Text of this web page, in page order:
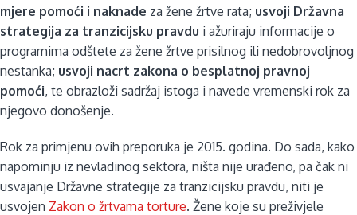
mjere pomoći i naknade za žene žrtve rata; usvoji Državna
strategija za tranzicijsku pravdu i ažuriraju informacije o
programima odštete za žene žrtve prisilnog ili nedobrovoljnog
nestanka; usvoji nacrt zakona o besplatnoj pravnoj
pomoći, te obrazloži sadržaj istoga i navede vremenski rok za
njegovo donošenje.
Rok za primjenu ovih preporuka je 2015. godina. Do sada, kako
napominju iz nevladinog sektora, ništa nije urađeno, pa čak ni
usvajanje Državne strategije za tranzicijsku pravdu, niti je
usvojen Zakon o žrtvama torture. Žene koje su preživjele